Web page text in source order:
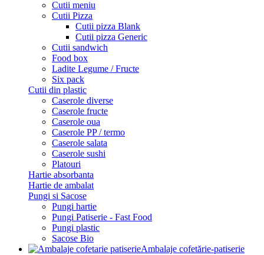
Cutii meniu
Cutii Pizza
Cutii pizza Blank
Cutii pizza Generic
Cutii sandwich
Food box
Ladite Legume / Fructe
Six pack
Cutii din plastic
Caserole diverse
Caserole fructe
Caserole oua
Caserole PP / termo
Caserole salata
Caserole sushi
Platouri
Hartie absorbanta
Hartie de ambalat
Pungi si Sacose
Pungi hartie
Pungi Patiserie - Fast Food
Pungi plastic
Sacose Bio
Ambalaje cofetărie-patiserie